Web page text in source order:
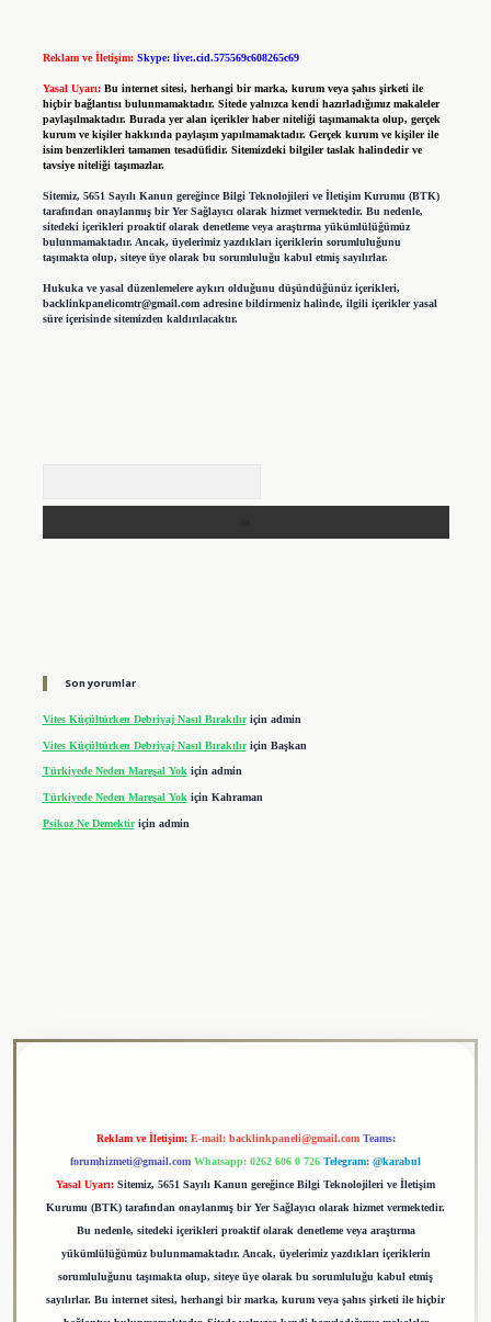
Reklam ve İletişim: Skype: live:.cid.575569c608265c69
Yasal Uyarı: Bu internet sitesi, herhangi bir marka, kurum veya şahıs şirketi ile
hiçbir bağlantısı bulunmamaktadır. Sitede yalnızca kendi hazırladığımız makaleler
paylaşılmaktadır. Burada yer alan içerikler haber niteliği taşımamakta olup, gerçek
kurum ve kişiler hakkında paylaşım yapılmamaktadır. Gerçek kurum ve kişiler ile
isim benzerlikleri tamamen tesadüfidir. Sitemizdeki bilgiler taslak halindedir ve
tavsiye niteliği taşımazlar.
Sitemiz, 5651 Sayılı Kanun gereğince Bilgi Teknolojileri ve İletişim Kurumu (BTK)
tarafından onaylanmış bir Yer Sağlayıcı olarak hizmet vermektedir. Bu nedenle,
sitedeki içerikleri proaktif olarak denetleme veya araştırma yükümlülüğümüz
bulunmamaktadır. Ancak, üyelerimiz yazdıkları içeriklerin sorumluluğunu
taşımakta olup, siteye üye olarak bu sorumluluğu kabul etmiş sayılırlar.
Hukuka ve yasal düzenlemelere aykırı olduğunu düşündüğünüz içerikleri,
backlinkpanelicomtr@gmail.comadresine bildirmeniz halinde, ilgili içerikler yasal
süre içerisinde sitemizden kaldırılacaktır.
Son yorumlar
Vites Küçültürken Debriyaj Nasıl Bırakılıriçin admin
Vites Küçültürken Debriyaj Nasıl Bırakılıriçin Başkan
Türkiyede Neden Mareşal Yokiçin admin
Türkiyede Neden Mareşal Yok için Kahraman
Psikoz Ne Demektiriçin admin
Reklam ve İletişim: E-mail: backlinkpaneli@gmail.com Teams:
forumhizmeti@gmail.com Whatsapp: 0262 606 0 726 Telegram: @karabul
Yasal Uyarı: Sitemiz, 5651 Sayılı Kanun gereğince Bilgi Teknolojileri ve İletişim
Kurumu (BTK) tarafından onaylanmış bir Yer Sağlayıcı olarak hizmet vermektedir.
Bu nedenle, sitedeki içerikleri proaktif olarak denetleme veya araştırma
yükümlülüğümüz bulunmamaktadır. Ancak, üyelerimiz yazdıkları içeriklerin
sorumluluğunu taşımakta olup, siteye üye olarak bu sorumluluğu kabul etmiş
sayılırlar. Bu internet sitesi, herhangi bir marka, kurum veya şahıs şirketi ile hiçbir